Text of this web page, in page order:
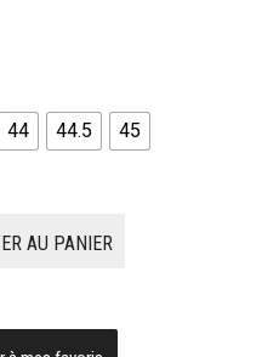
44 44.5 45
AU PANIER